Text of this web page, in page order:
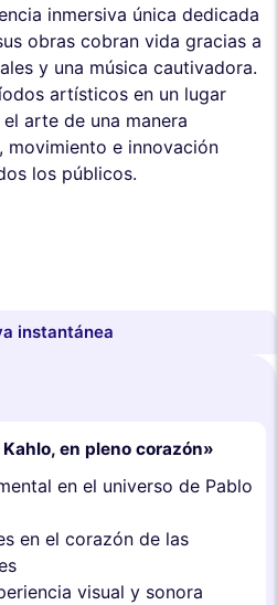
inmersiva única dedicada
obras cobran vida gracias a
y una música cautivadora.
artísticos en un lugar
arte de una manera
movimiento e innovación
los públicos.
instantánea
en pleno corazón»
en el universo de Pablo
en el corazón de las
visual y sonora